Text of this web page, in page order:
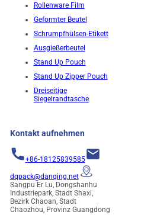
Rollenware Film
Geformter Beutel
Schrumpfhülsen-Etikett
Ausgießerbeutel
Stand Up Pouch
Stand Up Zipper Pouch
Dreiseitige
Siegelrandtasche
Kontakt aufnehmen
+86-18125839585
dqpack@danqing.net
Sangpu Er Lu, Dongshanhu
Industriepark, Stadt Shaxi,
Bezirk Chaoan, Stadt
Chaozhou, Provinz Guangdong